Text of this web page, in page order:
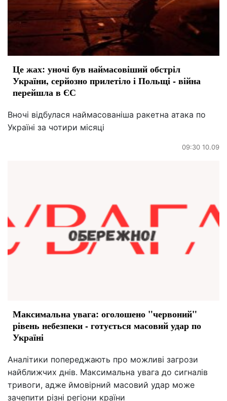
Це жах: уночі був наймасовіший обстріл
України, серйозно прилетіло і Польщі - війна
перейшла в ЄС
Вночі відбулася наймасованіша ракетна атака по
Україні за чотири місяці
09:30 10.09
Максимальна увага: оголошено "червоний"
рівень небезпеки - готується масовий удар по
Україні
Аналітики попереджають про можливі загрози
найближчих днів. Максимальна увага до сигналів
тривоги, адже ймовірний масовий удар може
зачепити різні регіони країни